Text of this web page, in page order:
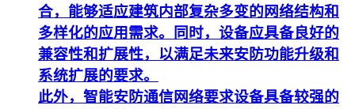
合，能够适应建筑内部复杂多变的网络结构和
多样化的应用需求。同时，设备应具备良好的
兼容性和扩展性，以满足未来安防功能升级和
系统扩展的要求。
此外，智能安防通信网络要求设备具备较强的